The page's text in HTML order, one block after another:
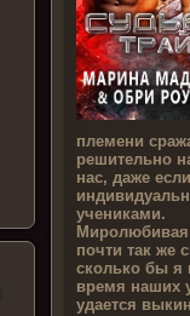
племени
решительно
нас, даже
учениками.
Миролюбивая
почти так же
сколько бы я
время наших
удается